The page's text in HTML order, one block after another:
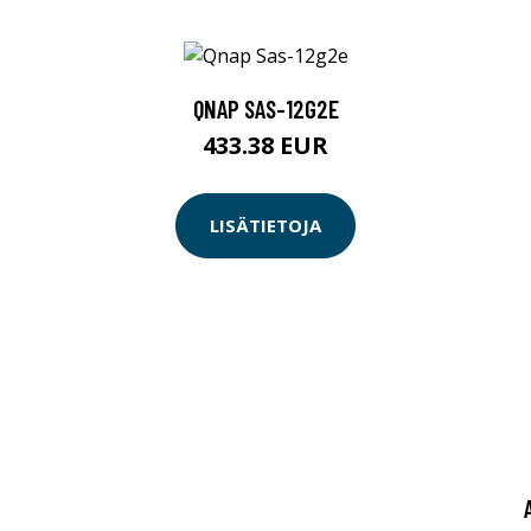
QNAP SAS-12G2E
433.38 EUR
LISÄTIETOJA